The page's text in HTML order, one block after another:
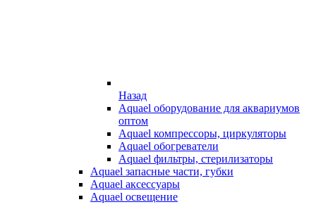
Назад
Aquael оборудование для аквариумов
оптом
Aquael компрессоры, циркуляторы
Aquael обогреватели
Aquael фильтры, стерилизаторы
Aquael запасные части, губки
Aquael аксессуары
Aquael освещение